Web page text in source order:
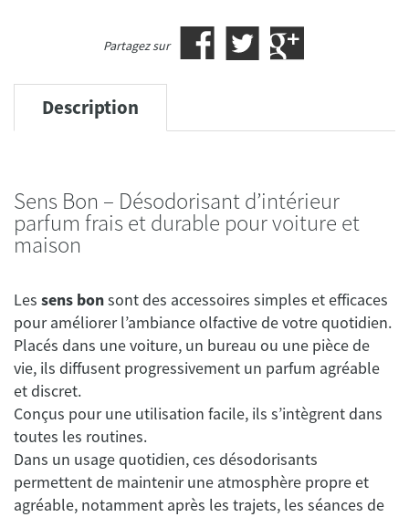
Partagez sur
Description
Sens Bon – Désodorisant d’intérieur
parfum frais et durable pour voiture et
maison
Les sens bonsont des accessoires simples et efficaces
pour améliorer l’ambiance olfactive de votre quotidien.
Placés dans une voiture, un bureau ou une pièce de
vie, ils diffusent progressivement un parfum agréable
et discret.
Conçus pour une utilisation facile, ils s’intègrent dans
toutes les routines.
Dans un usage quotidien, ces désodorisants
permettent de maintenir une atmosphère propre et
agréable, notamment après les trajets, les séances de